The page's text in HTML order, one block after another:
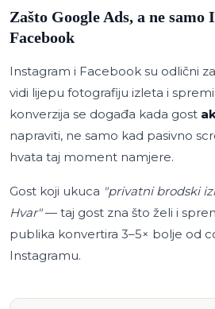
Zašto Google Ads, a ne samo
Facebook
Instagram i Facebook su odlični za
vidi lijepu fotografiju izleta i spremi
konverzija se događa kada gost
napraviti, ne samo kad pasivno
hvata taj moment namjere.
Gost koji ukuca "privatni brodski
Hvar"— taj gost zna što želi i
publika konvertira 3–5× bolje od
Instagramu.